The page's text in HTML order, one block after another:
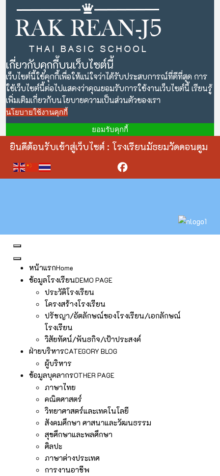
เกี่ยวกับคุกกี้บนเว็บไซต์นี้
เว็บไซต์นี้ใช้คุกกี้เพื่อให้แน่ใจว่าได้รับประสบการณ์ที่ดีที่สุด การ
ใช้เว็บไซต์นี้ต่อไปแสดงว่าคุณยอมรับการใช้งานเว็บไซต์นี้ เรียนรู้
เพิ่มเติมเกี่ยวกับนโยบายความเป็นส่วนตัวของเรา
นโยบายใช้งานคุกกี้
ยอมรับคุกกี้
ยินดีต้อนรับเข้าสู่เว็บไซต์ : โรงเรียนมัธยมวัดดอนตูม
Facebook
หน้าแรกHome
ข้อมูลโรงเรียนDEMO PAGE
ประวัติโรงเรียน
โครงสร้างโรงเรียน
ปรัชญา/อัตลักษณ์ของโรงเรียน/เอกลักษณ์
โรงเรียน
วิสัยทัศน์/พันธกิจ/เป้าประสงค์
ฝ่ายบริหารCATEGORY BLOG
ผู้บริหาร
ข้อมูลบุคลากรOTHER PAGE
ภาษาไทย
คณิตศาสตร์
วิทยาศาสตร์และเทคโนโลยี
สังคมศึกษา ศาสนาและวัฒนธรรม
สุขศึกษาและพลศึกษา
ศิลปะ
ภาษาต่างประเทศ
การงานอาชีพ